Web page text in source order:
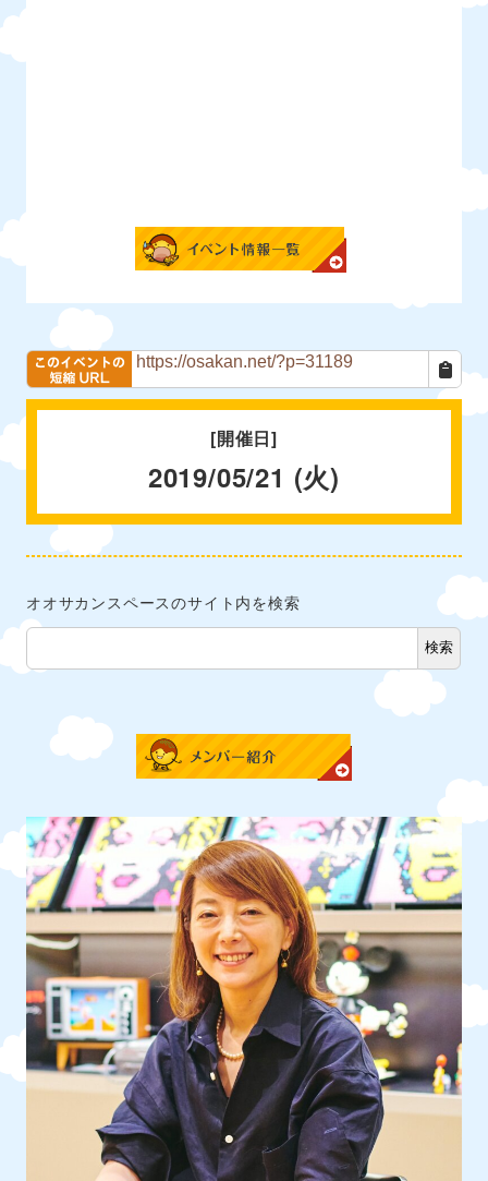
[開催日]
2019/05/21 (火)
オオサカンスペースのサイト内を検索
検索